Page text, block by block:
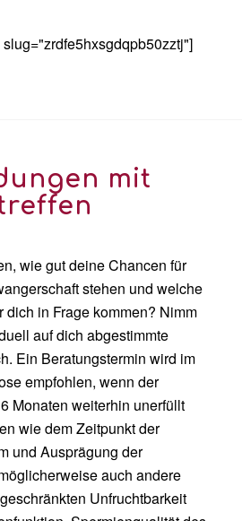
mit
wie gut deine Chancen für
stehen und welche
in Frage kommen? Nimm
auf dich abgestimmte
Ein Beratungstermin wird im
empfohlen, wenn der
Monaten weiterhin unerfüllt
wie dem Zeitpunkt der
und Ausprägung der
auch andere
Unfruchtbarkeit